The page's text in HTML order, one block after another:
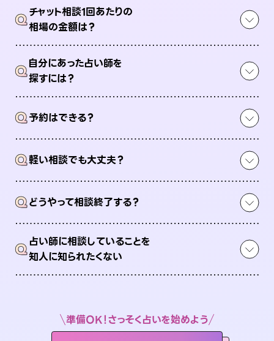
Qチャット相談1回あたりの
相場の金額は？
Q自分にあった占い師を
探すには？
Q予約はできる？
Q軽い相談でも大丈夫？
Qどうやって相談終了する？
Q占い師に相談していることを
知人に知られたくない
準備OK！さっそく占いを始めよう